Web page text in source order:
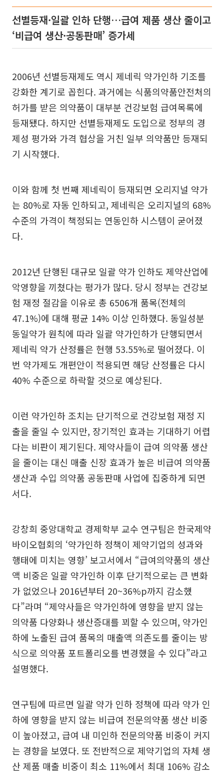
선별등재·일괄 인하 단행…급여 제품 생산 줄이고
‘비급여 생산·공동판매’ 증가세
2006년 선별등재제도 역시 제네릭 약가인하 기조를
강화한 계기로 꼽힌다. 과거에는 식품의약품안전처의
허가를 받은 의약품이 대부분 건강보험 급여목록에
등재됐다. 하지만 선별등재제도 도입으로 정부의 경
제성 평가와 가격 협상을 거친 일부 의약품만 등재되
기 시작했다.
이와 함께 첫 번째 제네릭이 등재되면 오리지널 약가
는 80%로 자동 인하되고, 제네릭은 오리지널의 68%
수준의 가격이 책정되는 연동인하 시스템이 굳어졌
다.
2012년 단행된 대규모 일괄 약가 인하도 제약산업에
악영향을 끼쳤다는 평가가 많다. 당시 정부는 건강보
험 재정 절감을 이유로 총 6506개 품목(전체의
47.1%)에 대해 평균 14% 이상 인하했다. 동일성분
동일약가 원칙에 따라 일괄 약가인하가 단행되면서
제네릭 약가 산정률은 현행 53.55%로 떨어졌다. 이
번 약가제도 개편안이 적용되면 해당 산정률은 다시
40% 수준으로 하락할 것으로 예상된다.
이런 약가인하 조치는 단기적으로 건강보험 재정 지
출을 줄일 수 있지만, 장기적인 효과는 기대하기 어렵
다는 비판이 제기된다. 제약사들이 급여 의약품 생산
을 줄이는 대신 매출 신장 효과가 높은 비급여 의약품
생산과 수입 의약품 공동판매 사업에 집중하게 되면
서다.
강창희 중앙대학교 경제학부 교수 연구팀은 한국제약
바이오협회의 ‘약가인하 정책이 제약기업의 성과와
행태에 미치는 영향’ 보고서에서 “급여의약품의 생산
액 비중은 일괄 약가인하 이후 단기적으로는 큰 변화
가 없었으나 2016년부터 20~36%p까지 감소했
다”라며 “제약사들은 약가인하에 영향을 받지 않는
의약품 다양화나 생산증대를 꾀할 수 있으며, 약가인
하에 노출된 급여 품목의 매출액 의존도를 줄이는 방
식으로 의약품 포트폴리오를 변경했을 수 있다”라고
설명했다.
연구팀에 따르면 일괄 약가 인하 정책에 따라 약가 인
하에 영향을 받지 않는 비급여 전문의약품 생산 비중
이 높아졌고, 급여 내 미인하 전문의약품 비중이 커지
는 경향을 보였다. 또 전반적으로 제약기업의 자체 생
산 제품 매출 비중이 최소 11%에서 최대 106% 감소